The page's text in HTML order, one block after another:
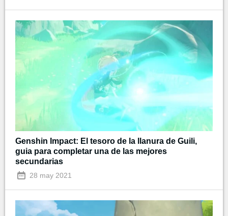
Genshin Impact: El tesoro de la llanura de Guili,
guia para completar una de las mejores
secundarias
28 may 2021